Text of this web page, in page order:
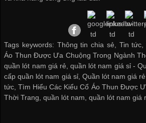
Tags keywords: Thông tin chia sẻ, Tin
Áo Thun Được Ưa Chuộng Trong Ngành
quần lót nam giá rẻ, quần lót nam giá sỉ -
cấp quần lót nam giá sỉ, Quần lót nam giá rẻ
tức ,Tìm Hiểu Các Kiểu Cổ Áo Thun Được
Thời Trang ,quần lót nam ,quần lót nam giá